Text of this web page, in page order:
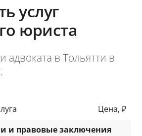
услуг
юриста
адвоката в Тольятти в
Цена, ₽
и правовые заключения